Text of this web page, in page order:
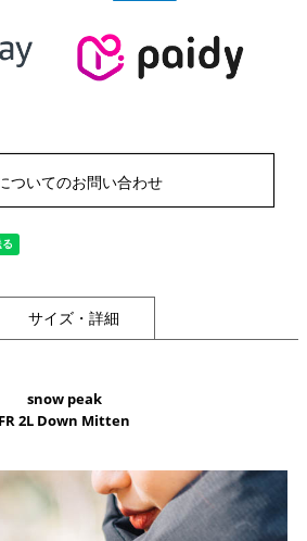
ついてのお問い合わせ
サイズ・詳細
snow peak
FR 2L Down Mitten